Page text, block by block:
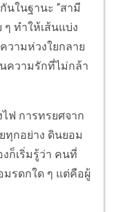
ในฐานะ “สามี
ๆ ทำให้เส้นแบ่ง
วามห่วงใยกลาย
ความรักที่ไม่กล้า
ฟ การทรยศจาก
ทุกอย่าง ดินยอม
ก็เริ่มรู้ว่า คนที่
มรดกใด ๆ แต่คือผู้